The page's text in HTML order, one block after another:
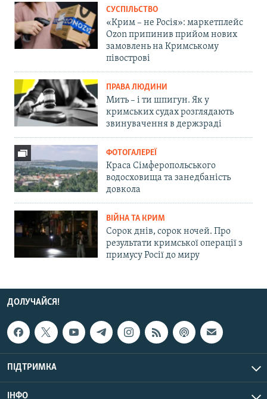
СУСПІЛЬСТВО
«Крим – не Росія»: маркетплейс
Ozon припинив прийом нових
замовлень на Кримському
півострові
ПРАВА ЛЮДИНИ
Мить – і ти шпигун. Як у
кримських судах розглядають
звинувачення в держзраді
ФОТОГАЛЕРЕЇ
Краса Сімферопольського
водосховища та занедбаність
довкола
ВІЙНА ТА КРИМ
Сорок днів, сорок ночей. Про
результати кримської операції з
примусу Росії до миру
ДОЛУЧАЙСЯ!
ПІДТРИМКА
ІНФО